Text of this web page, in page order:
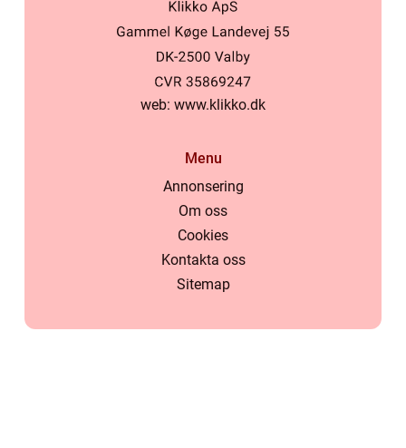
web: www.klikko.dk
Menu
Annonsering
Om oss
Cookies
Kontakta oss
Sitemap